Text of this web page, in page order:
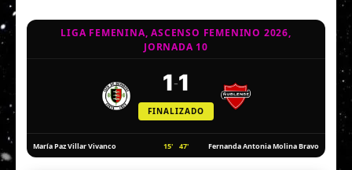
LIGA FEMENINA, ASCENSO FEMENINO 2026,
JORNADA 10
1-1
FINALIZADO
María Paz Villar Vivanco 15' 47' Fernanda Antonia Molina Bravo